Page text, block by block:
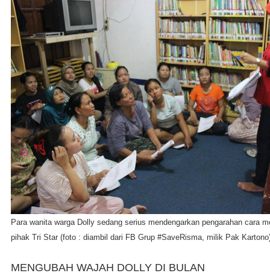
Para wanita warga Dolly sedang serius mendengarkan pengarahan cara
pihak Tri Star (foto : diambil dari FB Grup #SaveRisma, milik Pak
MENGUBAH WAJAH DOLLY DI BULAN